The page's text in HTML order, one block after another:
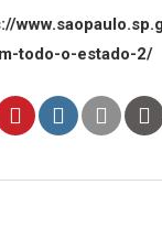
todo-o-estado-2/